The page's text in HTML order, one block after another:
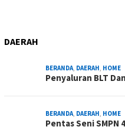
DAERAH
BERANDA, DAERAH, HOME
Penyaluran BLT
BERANDA, DAERAH, HOME
Pentas Seni SMPN